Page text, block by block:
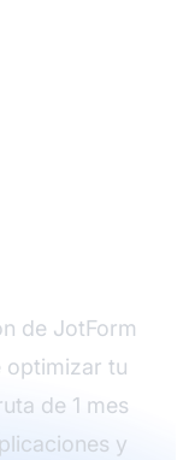
de JotForm
optimizar tu
de 1 mes
y